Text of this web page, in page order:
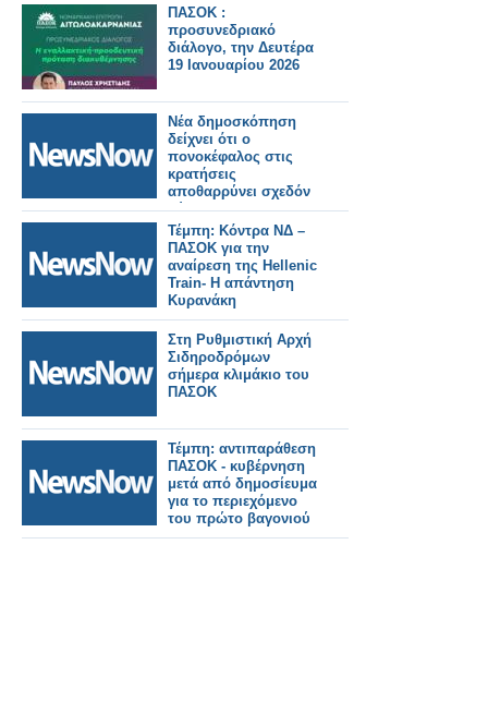
ΠΑΣΟΚ :
προσυνεδριακό
διάλογο, την Δευτέρα
19 Ιανουαρίου 2026
Νέα δημοσκόπηση
δείχνει ότι ο
πονοκέφαλος στις
κρατήσεις
αποθαρρύνει σχεδόν
δύο στους τρεις
ταξιδιώτες τρένων
μεγάλων αποστάσεων
Τέμπη: Κόντρα ΝΔ –
ΠΑΣΟΚ για την
αναίρεση της Hellenic
Train- Η απάντηση
Κυρανάκη
Στη Ρυθμιστική Αρχή
Σιδηροδρόμων
σήμερα κλιμάκιο του
ΠΑΣΟΚ
Τέμπη: αντιπαράθεση
ΠΑΣΟΚ - κυβέρνηση
μετά από δημοσίευμα
για το περιεχόμενο
του πρώτο βαγονιού